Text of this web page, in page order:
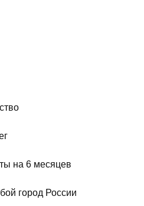
на 6 месяцев
город России